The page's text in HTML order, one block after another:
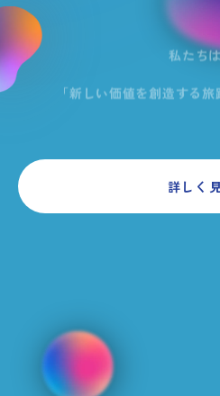
私たち
詳しく